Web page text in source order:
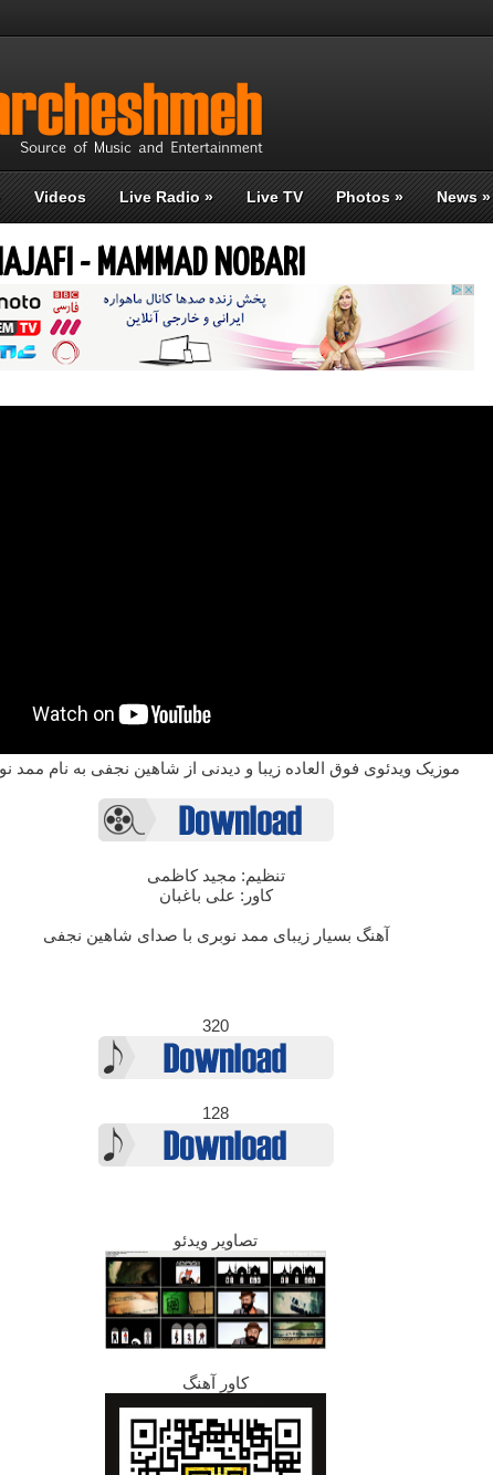
Videos Live Radio» Live TV Photos» News»
- MAMMAD NOBARI
موزیک ویدئوی فوق العاده زیبا و دیدنی از شاهین نجفی به نام ممد
تنظیم: مجید کاظمی
کاور: علی باغبان
آهنگ بسیار زیبای ممد نوبری با صدای شاهین نجفی
320
128
تصاویر ویدئو
کاور آهنگ